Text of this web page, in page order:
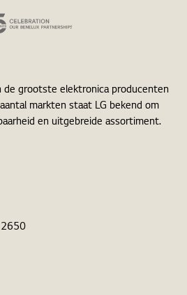
de grootste elektronica producenten
markten staat LG bekend om
en uitgebreide assortiment.
2650